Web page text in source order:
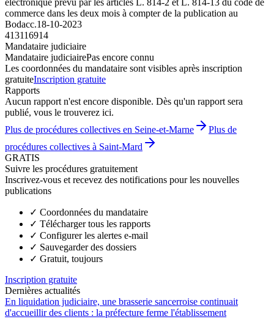
commerce dans les deux mois à compter de la publication au
Bodacc.18-10-2023
413116914
Mandataire judiciaire
Mandataire judiciairePas encore connu
Les coordonnées du mandataire sont visibles après inscription
gratuiteInscription gratuite
Rapports
Aucun rapport n'est encore disponible. Dès qu'un rapport sera
publié, vous le trouverez ici.
Plus de procédures collectives en Seine-et-Marne
Plus de
procédures collectives à Saint-Mard
GRATIS
Suivre les procédures gratuitement
Inscrivez-vous et recevez des notifications pour les nouvelles
publications
✓ Coordonnées du mandataire
✓ Télécharger tous les rapports
✓ Configurer les alertes e-mail
✓ Sauvegarder des dossiers
✓ Gratuit, toujours
Inscription gratuite
Dernières actualités
En liquidation judiciaire, une brasserie sancerroise continuait
d'accueillir des clients : la préfecture ferme l'établissement